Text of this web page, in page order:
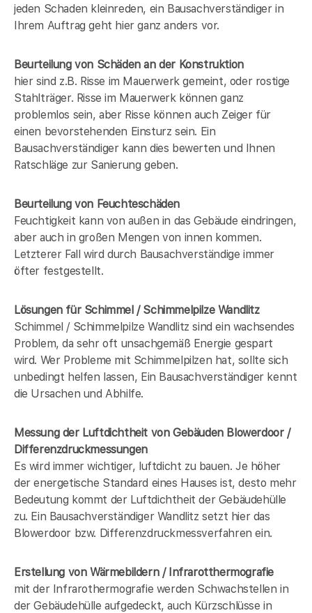
jeden Schaden kleinreden, ein Bausachverständiger in
Ihrem Auftrag geht hier ganz anders vor.
Beurteilung von Schäden an der Konstruktion
hier sind z.B. Risse im Mauerwerk gemeint, oder rostige
Stahlträger. Risse im Mauerwerk können ganz
problemlos sein, aber Risse können auch Zeiger für
einen bevorstehenden Einsturz sein. Ein
Bausachverständiger kann dies bewerten und Ihnen
Ratschläge zur Sanierung geben.
Beurteilung von Feuchteschäden
Feuchtigkeit kann von außen in das Gebäude eindringen,
aber auch in großen Mengen von innen kommen.
Letzterer Fall wird durch Bausachverständige immer
öfter festgestellt.
Lösungen für Schimmel / Schimmelpilze Wandlitz
Schimmel / Schimmelpilze Wandlitz sind ein wachsendes
Problem, da sehr oft unsachgemäß Energie gespart
wird. Wer Probleme mit Schimmelpilzen hat, sollte sich
unbedingt helfen lassen, Ein Bausachverständiger kennt
die Ursachen und Abhilfe.
Messung der Luftdichtheit von Gebäuden Blowerdoor /
Differenzdruckmessungen
Es wird immer wichtiger, luftdicht zu bauen. Je höher
der energetische Standard eines Hauses ist, desto mehr
Bedeutung kommt der Luftdichtheit der Gebäudehülle
zu. Ein Bausachverständiger Wandlitz setzt hier das
Blowerdoor bzw. Differenzdruckmessverfahren ein.
Erstellung von Wärmebildern / Infrarotthermografie
mit der Infrarothermografie werden Schwachstellen in
der Gebäudehülle aufgedeckt, auch Kürzschlüsse in